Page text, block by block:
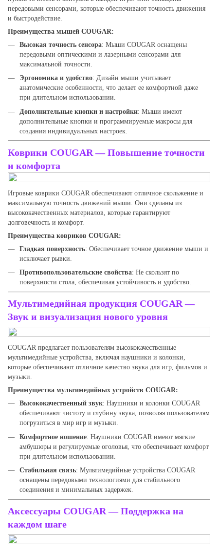
передовыми сенсорами, которые обеспечивают точность движения
и быстродействие.
Преимущества мышей COUGAR:
Высокая точность сенсора: Мыши COUGAR оснащены
передовыми оптическими и лазерными сенсорами для
максимальной точности.
Эргономика и удобство: Дизайн мыши учитывает
анатомические особенности, что делает ее комфортной даже
при длительном использовании.
Дополнительные кнопки и настройки: Мыши имеют
дополнительные кнопки и программируемые макросы для
создания индивидуальных настроек.
Коврики COUGAR — Повышение точности
и комфорта
Игровые коврики COUGAR обеспечивают отличное скольжение и
максимальную точность движений мыши. Они сделаны из
высококачественных материалов, которые гарантируют
долговечность и комфорт.
Преимущества ковриков COUGAR:
Гладкая поверхность: Обеспечивает точное движение мыши и
исключает рывки.
Противопользовательские свойства: Не скользят по
поверхности стола, обеспечивая устойчивость и удобство.
Мультимедийная продукция COUGAR —
Звук и визуализация нового уровня
COUGAR предлагает пользователям высококачественные
мультимедийные устройства, включая наушники и колонки,
которые обеспечивают отличное качество звука для игр, фильмов и
музыки.
Преимущества мультимедийных устройств COUGAR:
Высококачественный звук: Наушники и колонки COUGAR
обеспечивают чистоту и глубину звука, позволяя пользователям
погрузиться в мир игр и музыки.
Комфортное ношение: Наушники COUGAR имеют мягкие
амбушюры и регулируемые оголовья, что обеспечивает комфорт
при длительном использовании.
Стабильная связь: Мультимедийные устройства COUGAR
оснащены передовыми технологиями для стабильного
соединения и минимальных задержек.
Аксессуары COUGAR — Поддержка на
каждом шаге